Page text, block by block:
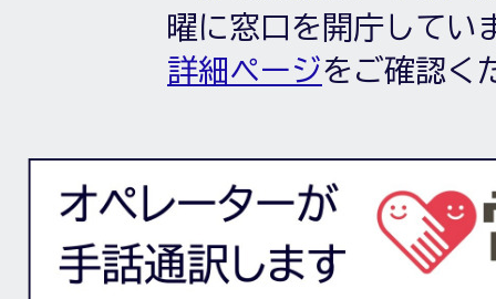
曜に窓口を開庁してい
詳細ページをご確認く